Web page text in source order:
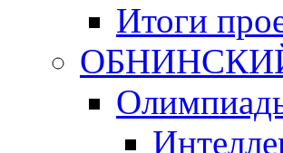
Итоги
ОБНИНСКИЙ